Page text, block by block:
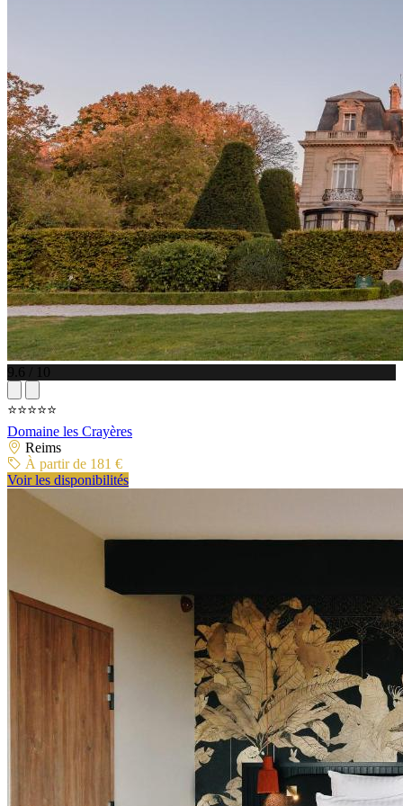
9.6 / 10
⭐⭐⭐⭐⭐
Domaine les Crayères
Reims
À partir de 181 €
Voir les disponibilités